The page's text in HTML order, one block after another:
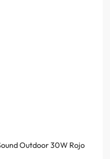
Outdoor 30W Rojo